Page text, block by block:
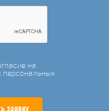
на
персональных
заявку